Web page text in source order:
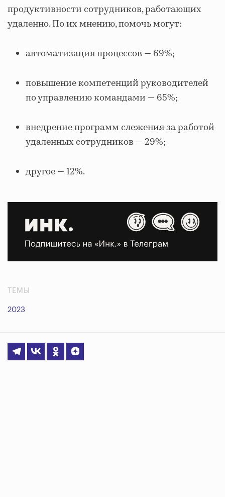
продуктивности сотрудников, работающих
удаленно. По их мнению, помочь могут:
автоматизация процессов — 69%;
повышение компетенций руководителей
по управлению командами — 65%;
внедрение программ слежения за работой
удаленных сотрудников — 29%;
другое — 12%.
ТЕМЫ
2023